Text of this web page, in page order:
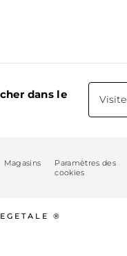
dans le
Magasins
Paramètres des
cookies
®